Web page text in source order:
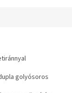
golyósoros